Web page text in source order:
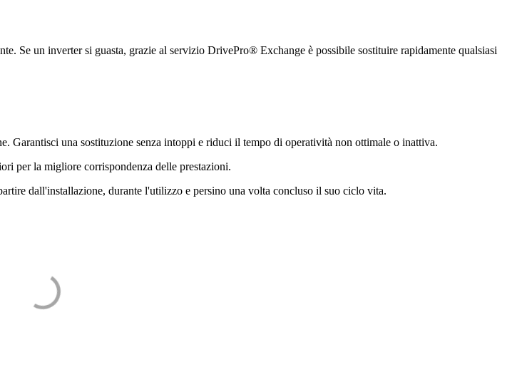
Se un inverter si guasta, grazie al servizio DrivePro® Exchange è possibile sostituire rapidamente qualsiasi
Garantisci una sostituzione senza intoppi e riduci il tempo di operatività non ottimale o inattiva.
per la migliore corrispondenza delle prestazioni.
dall'installazione, durante l'utilizzo e persino una volta concluso il suo ciclo vita.